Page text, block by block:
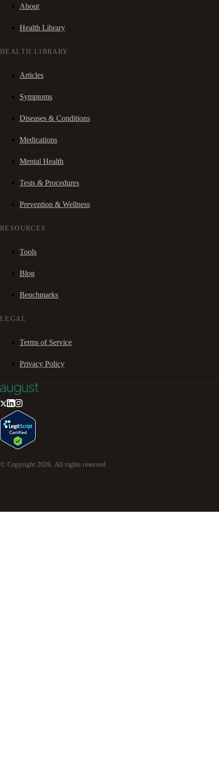
About
Health Library
HEALTH LIBRARY
Articles
Symptoms
Diseases & Conditions
Medications
Mental Health
Tests & Procedures
Prevention & Wellness
RESOURCES
Tools
Blog
Benchmarks
LEGAL
Terms of Service
Privacy Policy
© Copyright 2026. All rights reserved.